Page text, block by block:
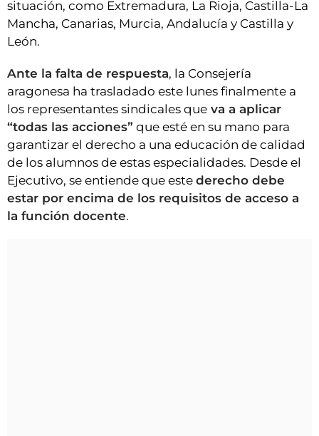
situación, como Extremadura, La Rioja, Castilla-La
Mancha, Canarias, Murcia, Andalucía y Castilla y
León.
Ante la falta de respuesta, la Consejería
aragonesa ha trasladado este lunes finalmente a
los representantes sindicales que va a aplicar
“todas las acciones” que esté en su mano para
garantizar el derecho a una educación de calidad
de los alumnos de estas especialidades. Desde el
Ejecutivo, se entiende que este derecho debe
estar por encima de los requisitos de acceso a
la función docente.